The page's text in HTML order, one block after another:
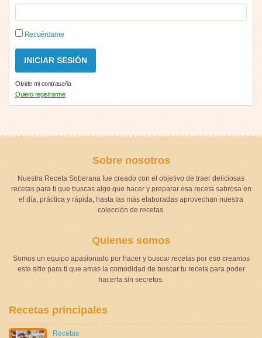
Recuérdame
Olvide mi contraseña
Quiero registrarme
Sobre nosotros
Nuestra Receta Soberana fue creado con el objetivo de traer deliciosas
recetas para ti que buscas algo que hacer y preparar esa receta sabrosa en
el día, práctica y rápida, hasta las más elaboradas aprovechan nuestra
colección de recetas.
Quienes somos
Somos un equipo apasionado por hacer y buscar recetas por eso creamos
este sitio para ti que amas la comodidad de buscar tu receta para poder
hacerla sin secretos.
Recetas principales
Recetas